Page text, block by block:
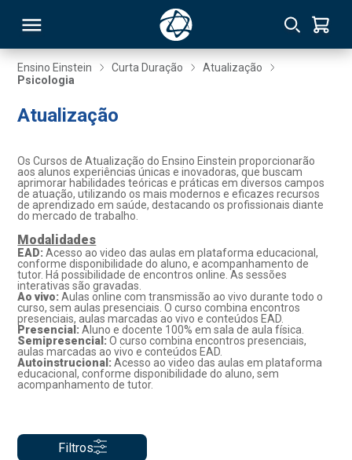
Ensino Einstein Curta Duração
Atualização
Psicologia
Atualização
Os Cursos de Atualização do Ensino Einstein proporcionarão
aos alunos experiências únicas e inovadoras, que buscam
aprimorar habilidades teóricas e práticas em diversos campos
de atuação, utilizando os mais modernos e eficazes recursos
de aprendizado em saúde, destacando os profissionais diante
do mercado de trabalho.
Modalidades
EAD:Acesso ao video das aulas em plataforma educacional,
conforme disponibilidade do aluno, e acompanhamento de
tutor. Há possibilidade de encontros online. As sessões
interativas são gravadas.
Ao vivo: Aulas online com transmissão ao vivo durante todo o
curso, sem aulas presenciais. O curso combina encontros
presenciais, aulas marcadas ao vivo e conteúdos EAD.
Presencial:Aluno e docente 100% em sala de aula física.
Semipresencial:O curso combina encontros presenciais,
aulas marcadas ao vivo e conteúdos EAD.
Autoinstrucional:Acesso ao video das aulas em plataforma
educacional, conforme disponibilidade do aluno, sem
acompanhamento de tutor.
Filtros